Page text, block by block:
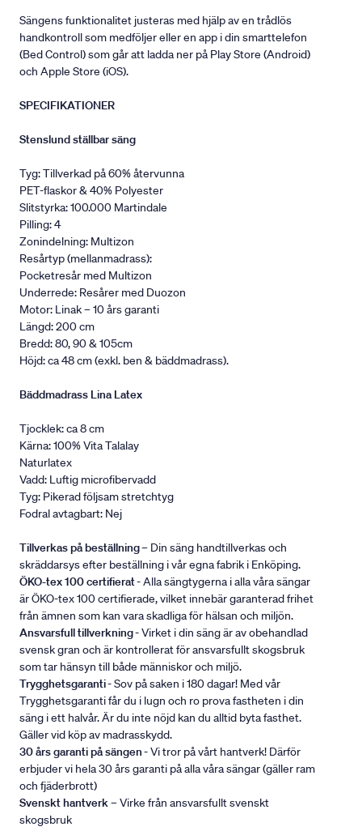
Sängens funktionalitet justeras med hjälp av en trådlös
handkontroll som medföljer eller en app i din smarttelefon
(Bed Control) som går att ladda ner på Play Store (Android)
och Apple Store (iOS).
SPECIFIKATIONER
Stenslund ställbar säng
Tyg: Tillverkad på 60% återvunna
PET-flaskor & 40% Polyester
Slitstyrka: 100.000 Martindale
Pilling: 4
Zonindelning: Multizon
Resårtyp (mellanmadrass):
Pocketresår med Multizon
Underrede: Resårer med Duozon
Motor: Linak – 10 års garanti
Längd: 200 cm
Bredd: 80, 90 & 105cm
Höjd: ca 48 cm (exkl. ben & bäddmadrass).
Bäddmadrass Lina Latex
Tjocklek: ca 8 cm
Kärna: 100% Vita Talalay
Naturlatex
Vadd: Luftig microfibervadd
Tyg: Pikerad följsam stretchtyg
Fodral avtagbart: Nej
Tillverkas på beställning– Din säng handtillverkas och
skräddarsys efter beställning i vår egna fabrik i Enköping.
ÖKO-tex 100 certifierat- Alla sängtygerna i alla våra sängar
är ÖKO-tex 100 certifierade, vilket innebär garanterad frihet
från ämnen som kan vara skadliga för hälsan och miljön.
Ansvarsfull tillverkning- Virket i din säng är av obehandlad
svensk gran och är kontrollerat för ansvarsfullt skogsbruk
som tar hänsyn till både människor och miljö.
Trygghetsgaranti- Sov på saken i 180 dagar! Med vår
Trygghetsgaranti får du i lugn och ro prova fastheten i din
säng i ett halvår. Är du inte nöjd kan du alltid byta fasthet.
Gäller vid köp av madrasskydd.
30 års garanti på sängen- Vi tror på vårt hantverk! Därför
erbjuder vi hela 30 års garanti på alla våra sängar (gäller ram
och fjäderbrott)
Svenskt hantverk– Virke från ansvarsfullt svenskt
skogsbruk